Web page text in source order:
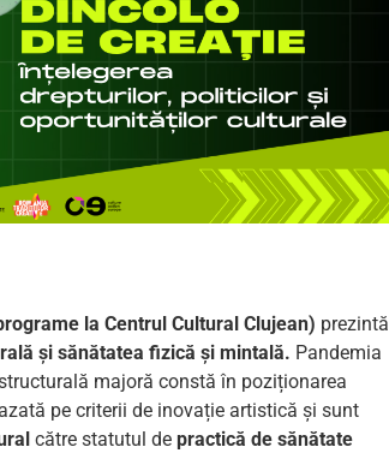
la Centrul Cultural Clujean) prezintă
și sănătatea fizică și mintală. Pandemia
majoră constă în poziționarea
pe criterii de inovație artistică și sunt
către statutul de practică de sănătate